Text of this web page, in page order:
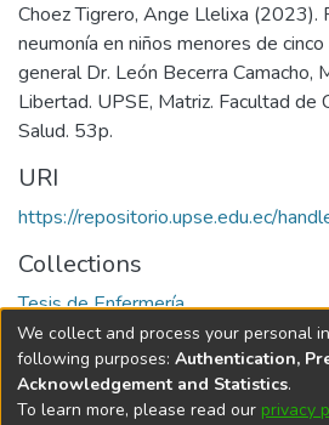
Choez Tigrero, Ange Llelixa (2023).
neumonía en niños menores de
general Dr. León Becerra Camacho,
Libertad. UPSE, Matriz. Facultad de
Salud. 53p.
URI
https://repositorio.upse.edu.ec/
Collections
Tesis de Enfermería
Full item page
We collect and process your personal
following purposes: Authentication,
Acknowledgement and Statistics.
To learn more, please read our privacy